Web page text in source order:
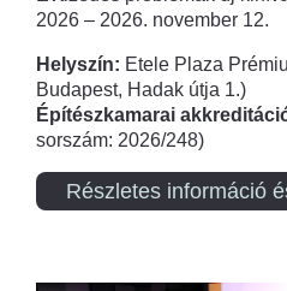
2026 – 2026. november 12.
Helyszín: Etele Plaza
Budapest, Hadak útja 1.)
Építészkamarai
sorszám: 2026/248)
Részletes információ